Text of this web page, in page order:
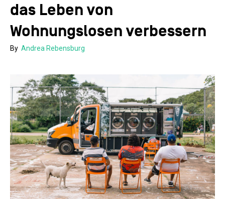
Spenden
Kontakt
das Leben von
Wohnungslosen verbessern
By Andrea Rebensburg